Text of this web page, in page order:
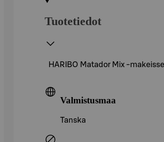
Tuotetiedot
HARIBO Matador Mix -
Valmistusmaa
Tanska